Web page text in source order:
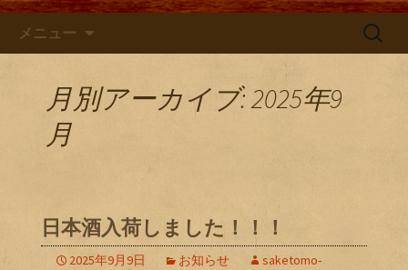
メニュー
検
月別アーカイブ: 2025年9
月
日本酒入荷しました！！！
2025年9月9日 お知らせ
saketomo-